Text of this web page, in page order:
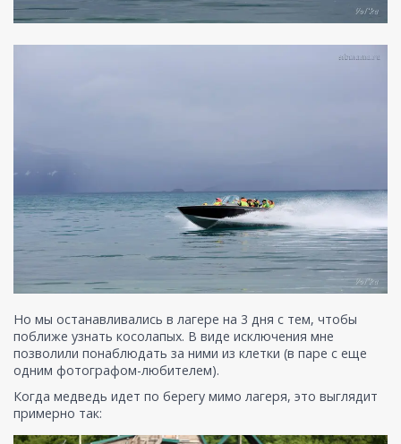
Но мы останавливались в лагере на 3 дня с тем, чтобы
поближе узнать косолапых. В виде исключения мне
позволили понаблюдать за ними из клетки (в паре с еще
одним фотографом-любителем).
Когда медведь идет по берегу мимо лагеря, это выглядит
примерно так: